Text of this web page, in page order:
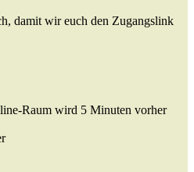
damit wir euch den Zugangslink
Raum wird 5 Minuten vorher